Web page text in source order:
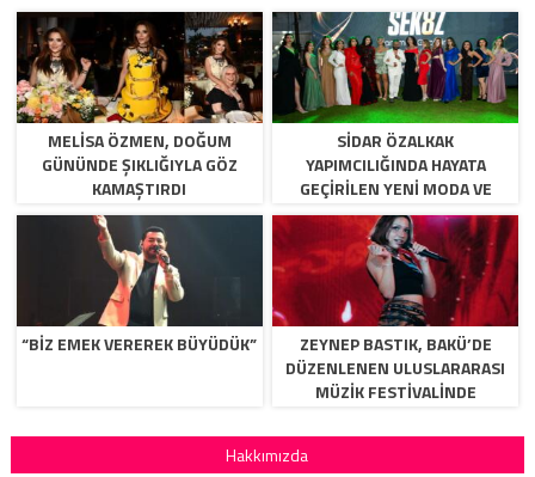
MELISA ÖZMEN, DOĞUM
GÜNÜNDE ŞIKLIĞIYLA GÖZ
KAMAŞTIRDI
SIDAR ÖZALKAK
YAPIMCILIĞINDA HAYATA
GEÇIRILEN YENI MODA VE
YETENEK PROGRAMI
SEK8Z,YAKINDA IZLIYICI ILE
BULUŞUYOR.
“BİZ EMEK VEREREK BÜYÜDÜK”
ZEYNEP BASTIK, BAKÜ’DE
DÜZENLENEN ULUSLARARASI
MÜZIK FESTIVALINDE
BULUŞTU.
Hakkımızda